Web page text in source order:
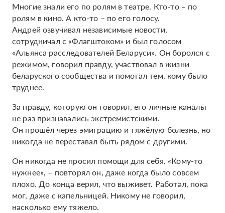
Многие знали его по ролям в театре. Кто-то – по
ролям в кино. А кто-то – по его голосу.
Андрей озвучивал независимые новости,
сотрудничал с «Флагштоком» и был голосом
«Альянса расследователей Беларуси». Он боролся с
режимом, говорил правду, участвовал в жизни
беларуского сообщества и помогал тем, кому было
труднее.
За правду, которую он говорил, его личные каналы
не раз признавались экстремистскими.
Он прошёл через эмиграцию и тяжёлую болезнь, но
никогда не переставал быть рядом с другими.
Он никогда не просил помощи для себя. «Кому-то
нужнее», – повторял он, даже когда было совсем
плохо. До конца верил, что выживет. Работал, пока
мог, даже с капельницей. Никому не говорил,
насколько ему тяжело.